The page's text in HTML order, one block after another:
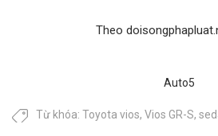
Theo
Auto5
Từ khóa: Toyota vios, Vios GR-S,